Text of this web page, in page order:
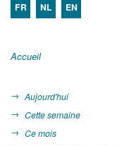
FR NL EN
Accueil
Aujourd'hui
Cette semaine
Ce mois